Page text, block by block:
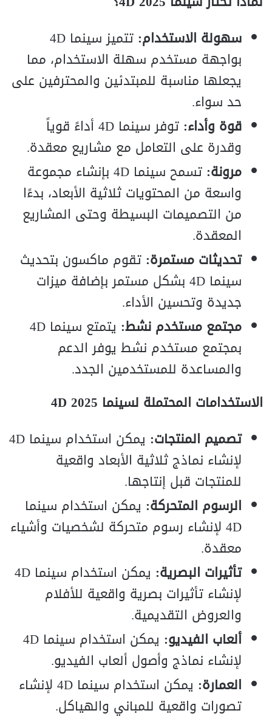
سهولة الاستخدام:
تتميز سينما 4D
بواجهة مستخدم سهلة الاستخدام، مما
يجعلها مناسبة للمبتدئين والمحترفين على
حد سواء.
قوة وأداء:
توفر سينما 4D أداءً قوياً
وقدرة على التعامل مع مشاريع معقدة.
مرونة:
تسمح سينما 4D بإنشاء مجموعة
واسعة من المحتويات ثلاثية الأبعاد، بدءًا
من التصميمات البسيطة وحتى المشاريع
المعقدة.
تحديثات مستمرة: تقوم ماكسون بتحديث
سينما 4D بشكل مستمر بإضافة ميزات
جديدة وتحسين الأداء.
مجتمع مستخدم نشط:
يتمتع سينما 4D
بمجتمع مستخدم نشط يوفر الدعم
والمساعدة للمستخدمين الجدد.
الاستخدامات المحتملة لسينما 4D 2025
تصميم المنتجات:
يمكن استخدام سينما 4D
لإنشاء نماذج ثلاثية الأبعاد واقعية
للمنتجات قبل إنتاجها.
الرسوم المتحركة: يمكن استخدام سينما
4D لإنشاء رسوم متحركة لشخصيات وأشياء
معقدة.
تأثيرات البصرية:
يمكن استخدام سينما 4D
لإنشاء تأثيرات بصرية واقعية للأفلام
والعروض التقديمية.
ألعاب الفيديو:
يمكن استخدام سينما 4D
لإنشاء نماذج وأصول ألعاب الفيديو.
العمارة:
يمكن استخدام سينما 4D لإنشاء
تصورات واقعية للمباني والهياكل.